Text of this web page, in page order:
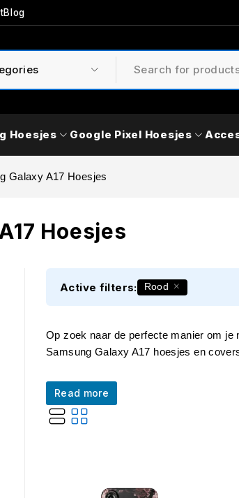
Blog
Hoesjes Google Pixel Hoesjes
Hoesjes
Galaxy A17 Hoesjes
Op zoek naar de perfecte manier om
Samsung Galaxy A17 hoesjes en
Read more
Active filters: Rood